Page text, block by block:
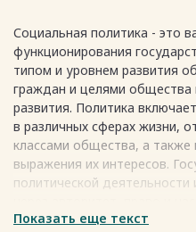
Весь текст будет
Социальная политика - это
функционирования
типом и уровнем развития
граждан и целями общества
развития. Политика
в различных сферах жизни,
классами общества, а
выражения их интересов.
политической
это часть внутренней
Показать еще текст